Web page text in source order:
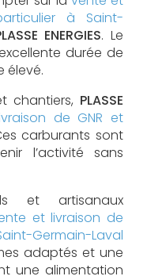
à Saint-
ENERGIES. Le
durée de
élevé.
chantiers, PLASSE
de GNR et
carburants sont
l’activité sans
et artisanaux
et livraison de
Germain-Laval
adaptés et une
une alimentation